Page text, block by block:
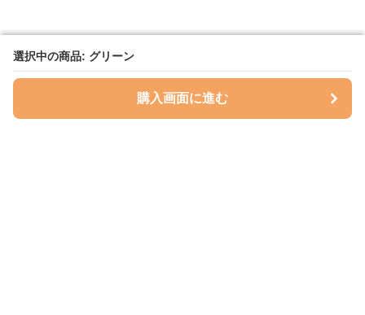
選択中の商品: グリーン
購入画面に進む
選択中の商品: グリーン
購入画面に進む